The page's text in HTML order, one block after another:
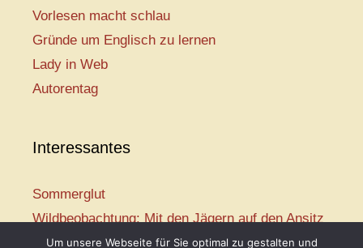
Vorlesen macht schlau
Gründe um Englisch zu lernen
Lady in Web
Autorentag
Interessantes
Sommerglut
Wildbeobachtung: Mit den Jägern auf den Ansitz
Mir ist so heiß
Um unsere Webseite für Sie optimal zu gestalten und